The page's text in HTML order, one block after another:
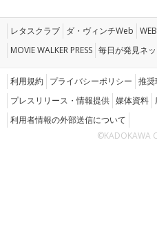
レタスクラブ ダ・ヴィンチWeb
MOVIE WALKER PRESS 毎日が発見ネッ
利用規約 プライバシーポリシー 推奨
プレスリリース・情報提供 媒体資料
利用者情報の外部送信について
©KADOKAWA